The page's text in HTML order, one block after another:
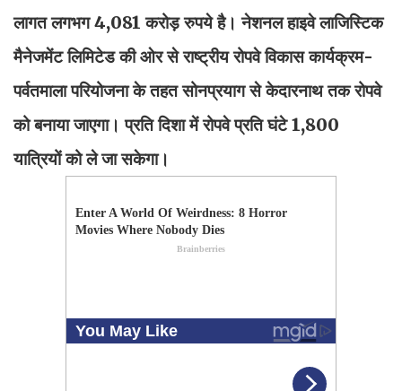
लागत लगभग 4,081 करोड़ रुपये है। नेशनल हाइवे लाजिस्टिक
मैनेजमेंट लिमिटेड की ओर से राष्ट्रीय रोपवे विकास कार्यक्रम-
पर्वतमाला परियोजना के तहत सोनप्रयाग से केदारनाथ तक रोपवे
को बनाया जाएगा। प्रति दिशा में रोपवे प्रति घंटे 1,800
यात्रियों को ले जा सकेगा।